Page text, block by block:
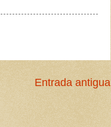
Entrada antigua